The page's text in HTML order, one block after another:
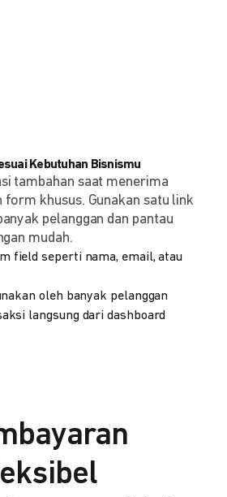
Kebutuhan Bisnismu
tambahan saat menerima
form khusus. Gunakan satu link
pelanggan dan pantau
mudah.
field seperti nama, email, atau
oleh banyak pelanggan
langsung dari dashboard